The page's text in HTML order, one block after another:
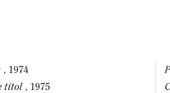
, 1974
títol , 1975